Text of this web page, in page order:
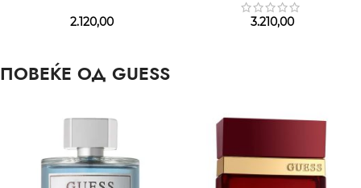
2.120,00 3.210,00
ПОВЕЌЕ ОД GUESS